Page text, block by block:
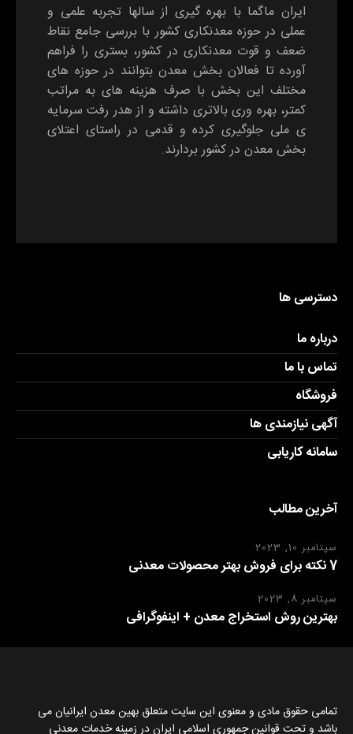
ایران ماگما با بهره گیری از سالها تجربه علمی و
عملی در حوزه معدنکاری کشور با بررسی جامع نقاط
ضعف و قوت معدنکاری در کشور، بستری را فراهم
آورده تا فعالان بخش معدن بتوانند در حوزه های
مختلف این بخش با صرف هزینه های به مراتب
کمتر، بهره وری بالاتری داشته و از هدر رفت سرمایه
ی ملی جلوگیری کرده و قدمی در راستای اعتلای
بخش معدن در کشور بردارند.
دسترسی ها
درباره ما
تماس با ما
فروشگاه
آگهی نیازمندی ها
سامانه کاریابی
آخرین مطالب
سپتامبر 10, 2023
7 نکته برای فروش بهتر محصولات معدنی
سپتامبر 8, 2023
بهترین روش استخراج معدن + اینفوگرافی
تمامی حقوق مادی و معنوی این سایت متعلق بهین معدن ایرانیان می
باشد و تحت قوانین جمهوری اسلامی ایران در زمینه خدمات معدنی